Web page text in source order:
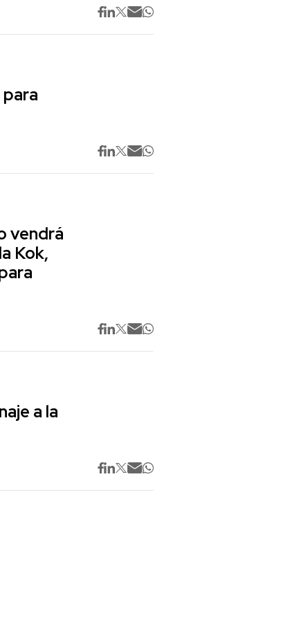
vendrá
Kok,
a la